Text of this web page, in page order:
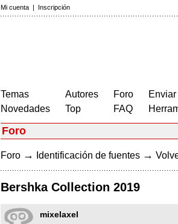
Mi cuenta | Inscripción
Temas
Novedades
Autores
Top
Foro
FAQ
Foro
Foro → Identificación de fuentes →
Bershka Collection 2019
mixelaxel